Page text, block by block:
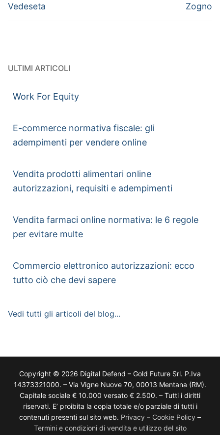
Vedeseta
Zogno
ULTIMI ARTICOLI
Work For Equity
E-commerce normativa fiscale: gli
adempimenti per vendere online
Vendita prodotti alimentari online
autorizzazioni, requisiti e adempimenti
Vendita farmaci online normativa: le 6 regole
per evitare multe
Commercio elettronico autorizzazioni: ecco
tutto ciò che devi sapere
Vedi tutti gli articoli del blog...
Copyright © 2026 Digital Defend – Gold Future Srl. P.Iva
14373321000. – Via Vigne Nuove 70, 00013 Mentana (RM).
Capitale sociale € 10.000 versato € 2.500. – Tutti i diritti
riservati. E’ proibita la copia totale e/o parziale di tutti i
contenuti presenti sul sito web. Privacy – Cookie Policy –
Termini e condizioni di vendita e utilizzo del sito